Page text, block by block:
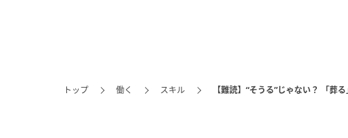
トップ 働く スキル 【難読】“そうる”じゃない？ 「葬